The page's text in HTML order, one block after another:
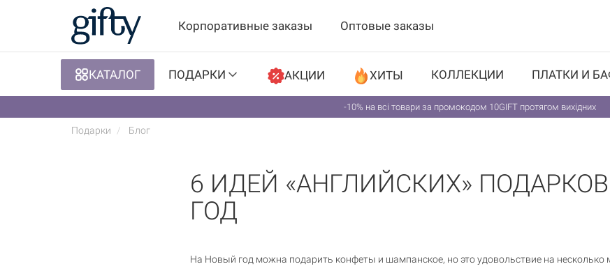
Корпоративные заказы Оптовые заказы
КАТАЛОГ ПОДАРКИ АКЦИИ ХИТЫ КОЛЛЕКЦИИ ПЛАТКИ И
-10% на всі товари за промокодом 10GIFT протягом вихідних
Подарки Блог
6 ИДЕЙ «АНГЛИЙСКИХ»
ГОД
На Новый год можна подарить конфеты и шампанское, но это удовольствие на несколько